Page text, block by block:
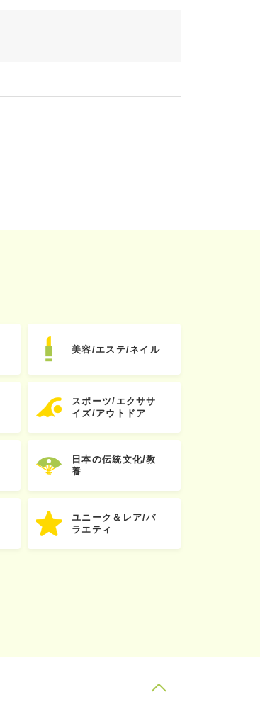
美容/エステ/ネイル
スポーツ/エクササ
イズ/アウトドア
日本の伝統文化/教
養
ユニーク＆レア/バ
ラエティ